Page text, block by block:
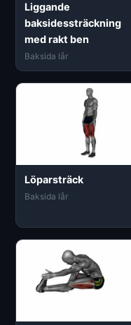
Liggande
baksidessträckning
med rakt ben
Baksida lår
Löparsträck
Baksida lår